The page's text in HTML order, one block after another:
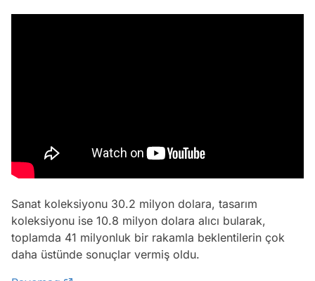
Sanat koleksiyonu 30.2 milyon dolara, tasarım
koleksiyonu ise 10.8 milyon dolara alıcı bularak,
toplamda 41 milyonluk bir rakamla beklentilerin çok
daha üstünde sonuçlar vermiş oldu.